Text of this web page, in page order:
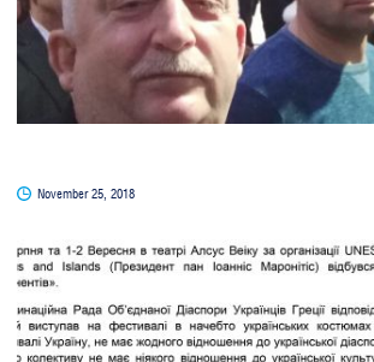
November 25, 2018